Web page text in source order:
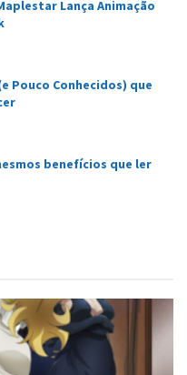
Lança Animação
Pouco Conhecidos) que
benefícios que ler